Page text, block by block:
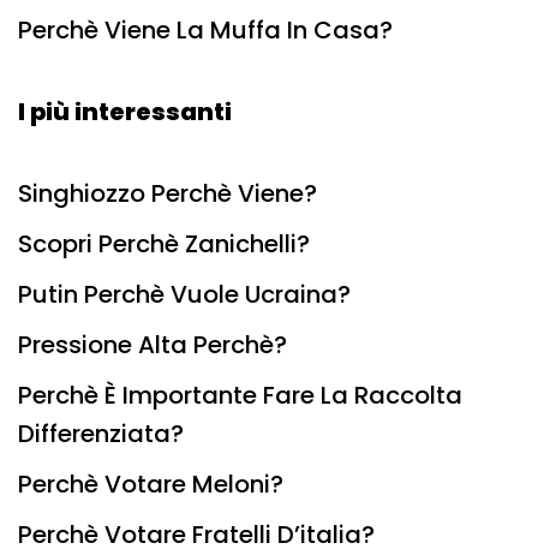
Perchè Viene La Muffa In Casa?
I più interessanti
Singhiozzo Perchè Viene?
Scopri Perchè Zanichelli?
Putin Perchè Vuole Ucraina?
Pressione Alta Perchè?
Perchè È Importante Fare La Raccolta
Differenziata?
Perchè Votare Meloni?
Perchè Votare Fratelli D’italia?